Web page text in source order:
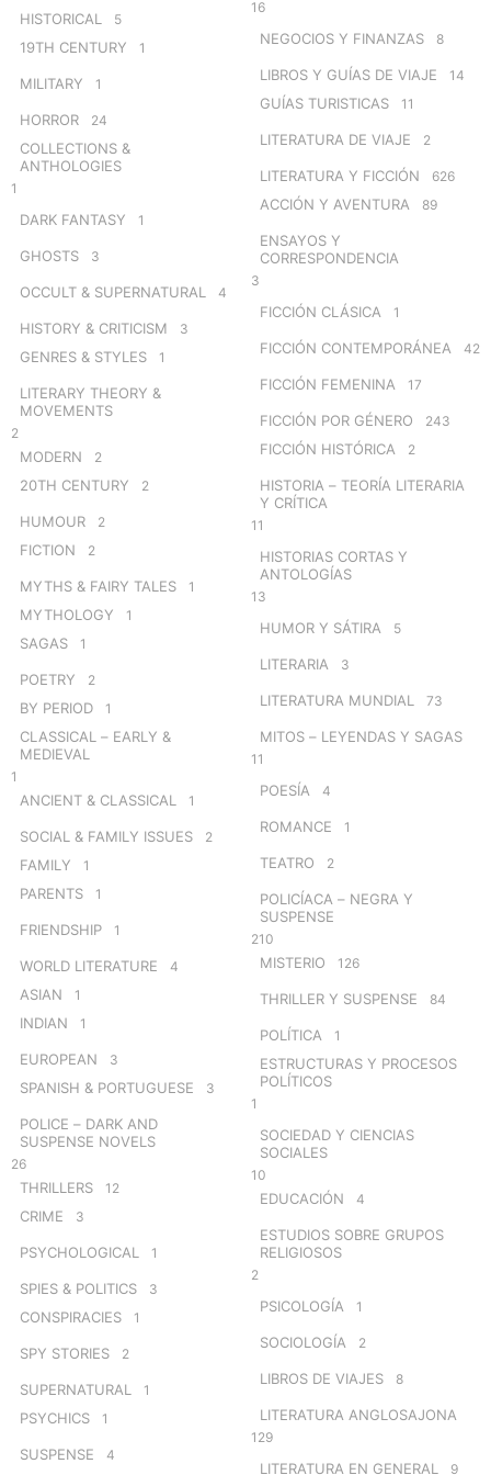
HISTORICAL 5
19TH CENTURY 1
MILITARY 1
HORROR 24
COLLECTIONS &
ANTHOLOGIES
1
DARK FANTASY 1
GHOSTS 3
OCCULT & SUPERNATURAL 4
HISTORY & CRITICISM 3
GENRES & STYLES 1
LITERARY THEORY &
MOVEMENTS
2
MODERN 2
20TH CENTURY 2
HUMOUR 2
FICTION 2
MYTHS & FAIRY TALES 1
MYTHOLOGY 1
SAGAS 1
POETRY 2
BY PERIOD 1
CLASSICAL – EARLY &
MEDIEVAL
1
ANCIENT & CLASSICAL 1
SOCIAL & FAMILY ISSUES 2
FAMILY 1
PARENTS 1
FRIENDSHIP 1
WORLD LITERATURE 4
ASIAN 1
INDIAN 1
EUROPEAN 3
SPANISH & PORTUGUESE 3
POLICE – DARK AND
SUSPENSE NOVELS
26
THRILLERS 12
CRIME 3
PSYCHOLOGICAL 1
SPIES & POLITICS 3
CONSPIRACIES 1
SPY STORIES 2
SUPERNATURAL 1
PSYCHICS 1
SUSPENSE 4
16
NEGOCIOS Y FINANZAS 8
LIBROS Y GUÍAS DE VIAJE 14
GUÍAS TURISTICAS 11
LITERATURA DE VIAJE 2
LITERATURA Y FICCIÓN 626
ACCIÓN Y AVENTURA 89
ENSAYOS Y
CORRESPONDENCIA
3
FICCIÓN CLÁSICA 1
FICCIÓN CONTEMPORÁNEA 42
FICCIÓN FEMENINA 17
FICCIÓN POR GÉNERO 243
FICCIÓN HISTÓRICA 2
HISTORIA – TEORÍA LITERARIA
Y CRÍTICA
11
HISTORIAS CORTAS Y
ANTOLOGÍAS
13
HUMOR Y SÁTIRA 5
LITERARIA 3
LITERATURA MUNDIAL 73
MITOS – LEYENDAS Y SAGAS
11
POESÍA 4
ROMANCE 1
TEATRO 2
POLICÍACA – NEGRA Y
SUSPENSE
210
MISTERIO 126
THRILLER Y SUSPENSE 84
POLÍTICA 1
ESTRUCTURAS Y PROCESOS
POLÍTICOS
1
SOCIEDAD Y CIENCIAS
SOCIALES
10
EDUCACIÓN 4
ESTUDIOS SOBRE GRUPOS
RELIGIOSOS
2
PSICOLOGÍA 1
SOCIOLOGÍA 2
LIBROS DE VIAJES 8
LITERATURA ANGLOSAJONA
129
LITERATURA EN GENERAL 9